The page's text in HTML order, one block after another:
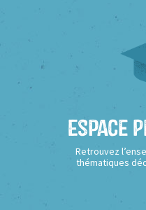
Espace
Retrouvez
thématiques